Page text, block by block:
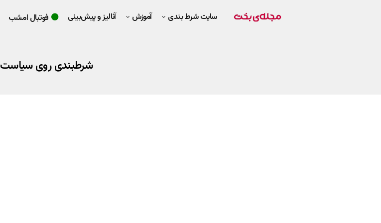
سایت شرط بندی آموزش آنالیز و پیش‌بینی فوتبال امشب
شرطبندی روی سیاست